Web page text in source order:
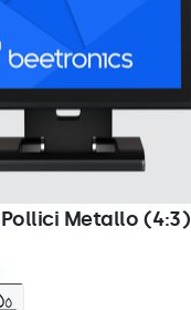
Pollici Metallo (4:3)